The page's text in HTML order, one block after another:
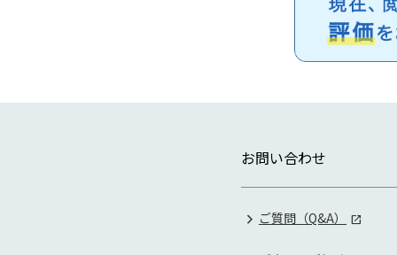
お問い合わせ
ご質問（Q&A）